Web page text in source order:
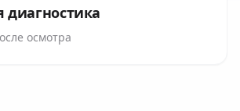
диагностика
осмотра